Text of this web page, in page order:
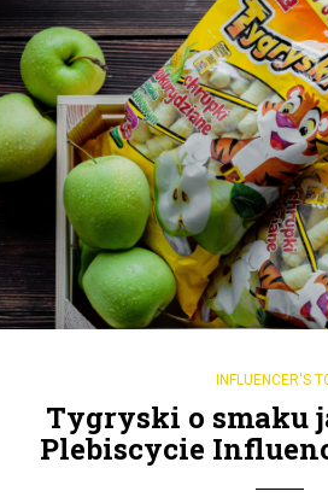
INFLUENCER'S
Tygryski o smaku
Plebiscycie